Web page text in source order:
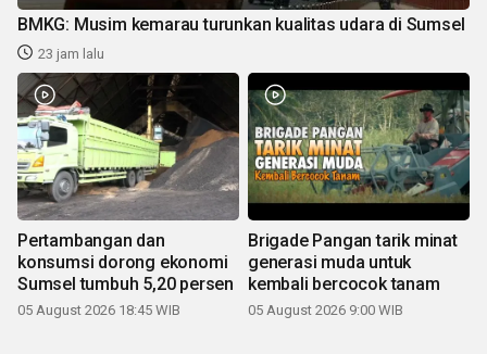
BMKG: Musim kemarau turunkan kualitas udara di Sumsel
23 jam lalu
Pertambangan dan
konsumsi dorong ekonomi
Sumsel tumbuh 5,20 persen
05 August 2026 18:45 WIB
Brigade Pangan tarik minat
generasi muda untuk
kembali bercocok tanam
05 August 2026 9:00 WIB